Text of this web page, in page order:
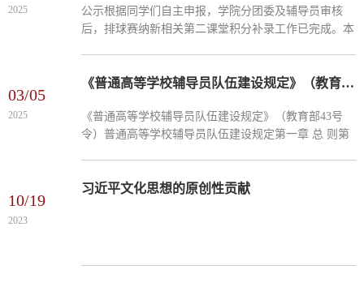
思主义学院分团委负责人：李宝老师联系方式：
17513888629马克思主义学院主席团成员：左婷婷联系
2025
公示根据同学们自主申报，学院分团委及辅导员审核
后，排球赛纳新相关第二课堂积分补录工作已完成。本
接搜索即可查看）https://share.weiyun.com/V4EGuqa0公
异议，请联系：马克思主义学院分团委负责人：李宝老
师联系方式：17513888629马克思主义学院主席团成
03/05
2025
《普通高等学校辅导员队伍建设规定》（教育部43号令）
《普通高等学校辅导员队伍建设规定》（教育部43号
令）普通高等学校辅导员队伍建设规定第一章 总 则第
想政治工作的意见》，切实加强高等学校辅导员队伍专
10/19
2023
习近平文化思想的原创性贡献